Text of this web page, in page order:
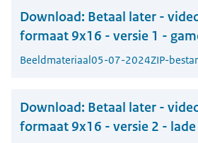
Download: Betaal later -
formaat 9x16 - versie 1 -
Beeldmateriaal05-07-2024ZIP-
Download: Betaal later -
formaat 9x16 - versie 2 - lade